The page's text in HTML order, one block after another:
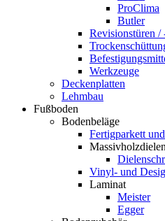
ProClima
Butler
Revisionstüren /
Werkzeuge
Deckenplatten
Lehmbau
Fußboden
Bodenbeläge
Fertigparkett
Massivholzdielen
Vinyl- und
Laminat
Meister
Egger